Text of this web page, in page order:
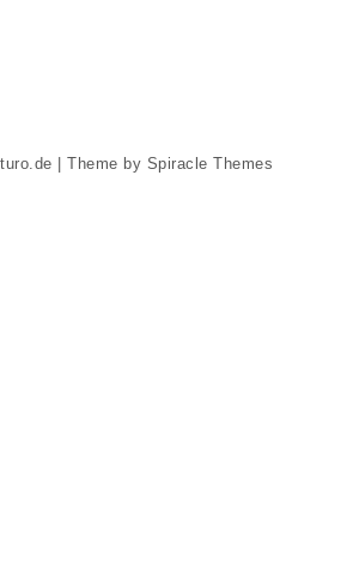
| Theme by Spiracle Themes